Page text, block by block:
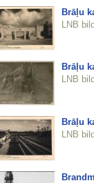
Brāļu
LNB
Brāļu
LNB
Brāļu
LNB